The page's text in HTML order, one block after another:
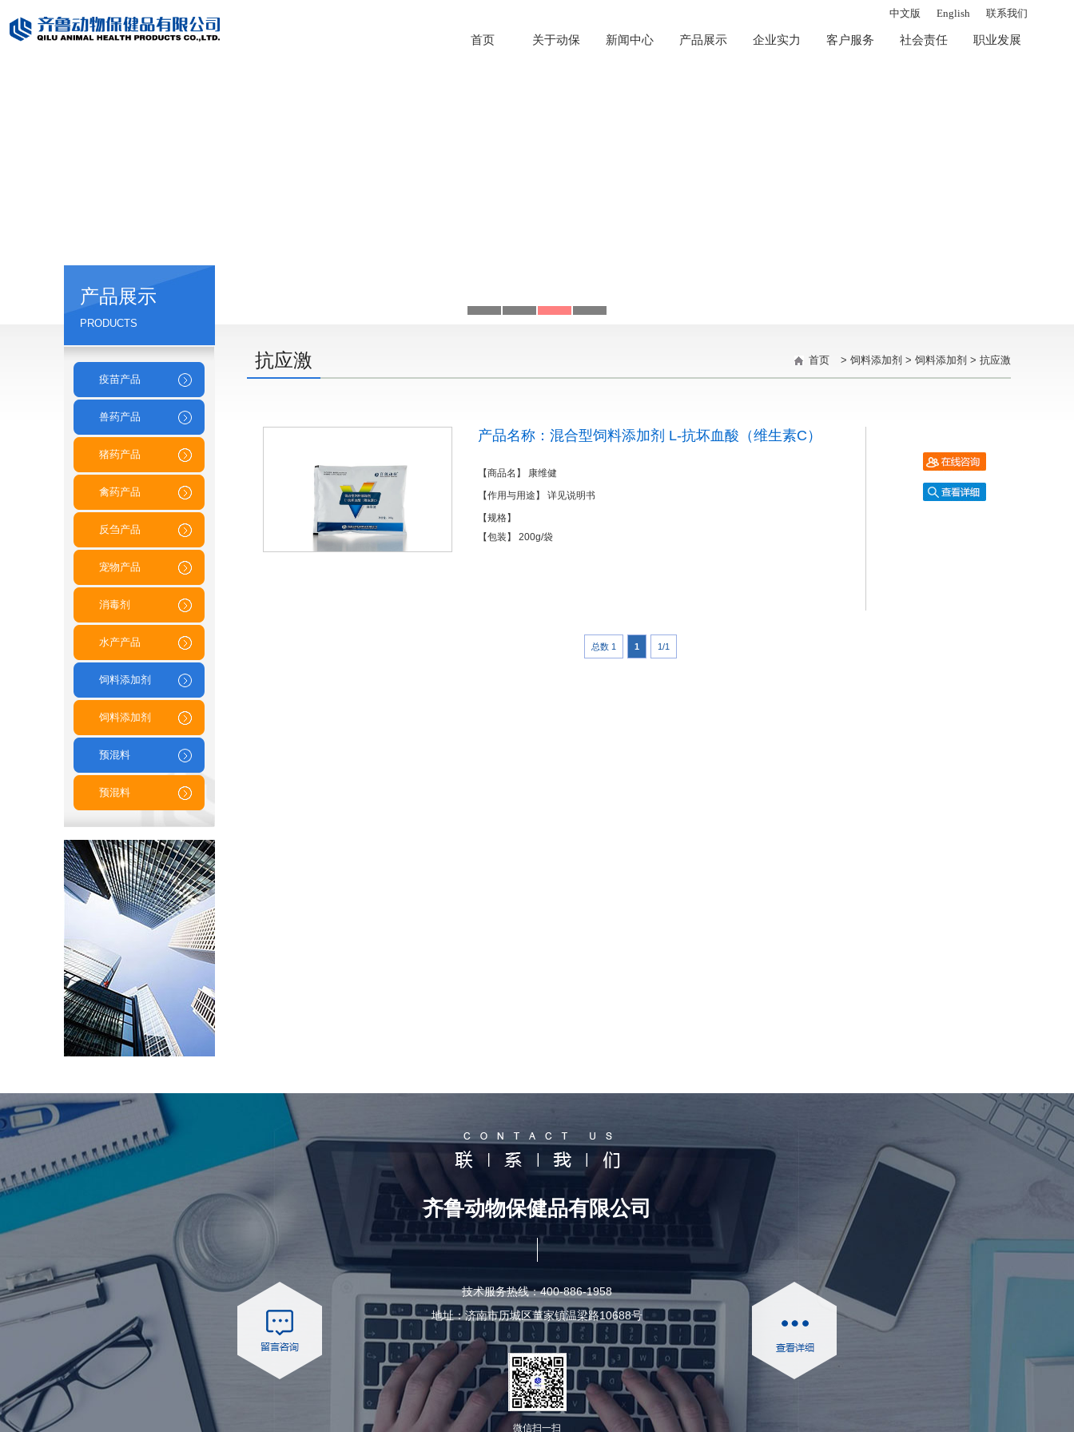
中文版 English 联系我们
首页 关于动保 新闻中心 产品展示 企业实力 客户服务 社会责任 职业发展
产品展示
PRODUCTS
疫苗产品
兽药产品
猪药产品
禽药产品
反刍产品
宠物产品
消毒剂
水产产品
饲料添加剂
饲料添加剂
预混料
预混料
抗应激 首页 > 饲料添加剂 > 饲料添加剂 > 抗应激
产品名称：混合型饲料添加剂 L-抗坏血酸（维生素C）
【商品名】 康维健
【作用与用途】 详见说明书
【规格】
【包装】 200g/袋
总数 1 1 1/1
齐鲁动物保健品有限公司
技术服务热线：400-886-1958
地址：济南市历城区董家镇温梁路10688号
微信扫一扫